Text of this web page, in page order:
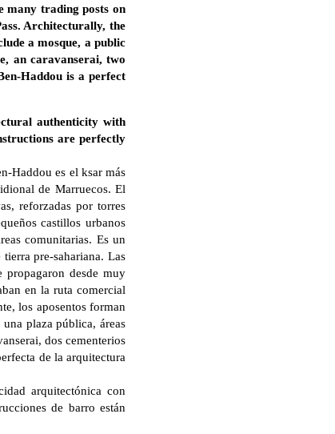
many trading posts on
Architecturally, the
a mosque, a public
an caravanserai, two
Haddou is a perfect
authenticity with
are perfectly
Haddou es el ksar más
de Marruecos. El
reforzadas por torres
castillos urbanos
comunitarias. Es un
pre-sahariana. Las
propagaron desde muy
en la ruta comercial
los aposentos forman
plaza pública, áreas
dos cementerios
de la arquitectura
arquitectónica con
de barro están